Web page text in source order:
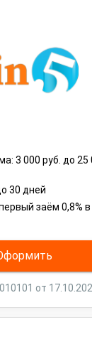
3 000 руб. до 25
30 дней
заём 0,8%
от